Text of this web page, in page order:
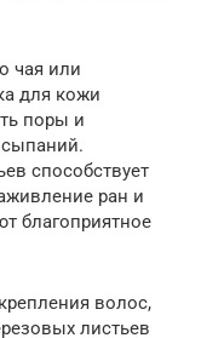
чая или
для кожи
поры и
способствует
ран и
благоприятное
волос,
листьев